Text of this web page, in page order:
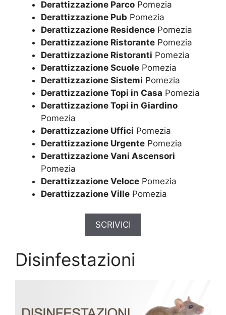
Derattizzazione Parco Pomezia
Derattizzazione Pub Pomezia
Derattizzazione Residence Pomezia
Derattizzazione Ristorante Pomezia
Derattizzazione Ristoranti Pomezia
Derattizzazione Scuole Pomezia
Derattizzazione Sistemi Pomezia
Derattizzazione Topi in Casa Pomezia
Derattizzazione Topi in Giardino
Pomezia
Derattizzazione Uffici Pomezia
Derattizzazione Urgente Pomezia
Derattizzazione Vani Ascensori
Pomezia
Derattizzazione Veloce Pomezia
Derattizzazione Ville Pomezia
SCRIVICI
Disinfestazioni